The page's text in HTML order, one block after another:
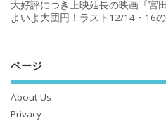
大好評につき上映延長の映画『宮
よいよ大団円！ラスト12/14・16
ページ
About Us
Privacy